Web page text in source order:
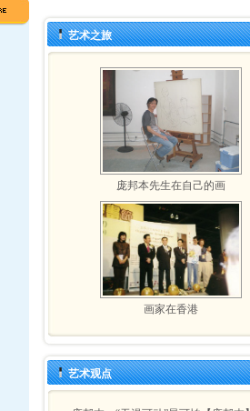
艺术之旅
庞邦本先生在自己的画
画家在香港
艺术观点